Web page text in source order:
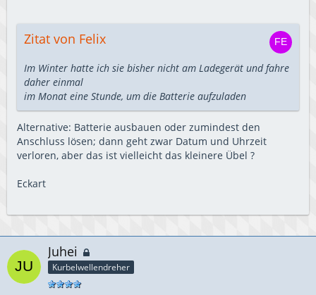
Zitat von Felix
Im Winter hatte ich sie bisher nicht am Ladegerät und fahre
daher einmal
im Monat eine Stunde, um die Batterie aufzuladen
Alternative: Batterie ausbauen oder zumindest den
Anschluss lösen; dann geht zwar Datum und Uhrzeit
verloren, aber das ist vielleicht das kleinere Übel ?
Eckart
Juhei
Kurbelwellendreher